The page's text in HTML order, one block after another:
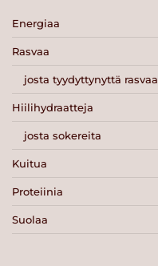
Energiaa
Rasvaa
josta tyydyttynyttä rasvaa
Hiilihydraatteja
josta sokereita
Kuitua
Proteiinia
Suolaa